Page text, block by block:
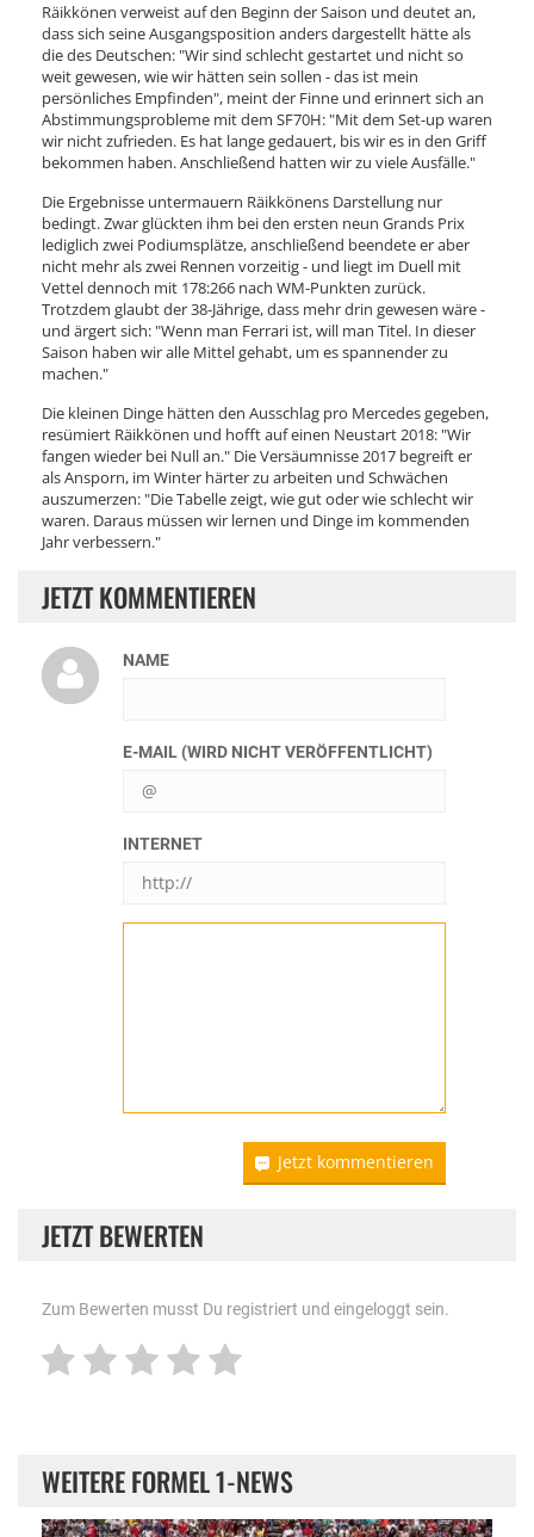
Räikkönen verweist auf den Beginn der Saison und deutet an,
dass sich seine Ausgangsposition anders dargestellt hätte als
die des Deutschen: "Wir sind schlecht gestartet und nicht so
weit gewesen, wie wir hätten sein sollen - das ist mein
persönliches Empfinden", meint der Finne und erinnert sich an
Abstimmungsprobleme mit dem SF70H: "Mit dem Set-up waren
wir nicht zufrieden. Es hat lange gedauert, bis wir es in den Griff
bekommen haben. Anschließend hatten wir zu viele Ausfälle."
Die Ergebnisse untermauern Räikkönens Darstellung nur
bedingt. Zwar glückten ihm bei den ersten neun Grands Prix
lediglich zwei Podiumsplätze, anschließend beendete er aber
nicht mehr als zwei Rennen vorzeitig - und liegt im Duell mit
Vettel dennoch mit 178:266 nach WM-Punkten zurück.
Trotzdem glaubt der 38-Jährige, dass mehr drin gewesen wäre -
und ärgert sich: "Wenn man Ferrari ist, will man Titel. In dieser
Saison haben wir alle Mittel gehabt, um es spannender zu
machen."
Die kleinen Dinge hätten den Ausschlag pro Mercedes gegeben,
resümiert Räikkönen und hofft auf einen Neustart 2018: "Wir
fangen wieder bei Null an." Die Versäumnisse 2017 begreift er
als Ansporn, im Winter härter zu arbeiten und Schwächen
auszumerzen: "Die Tabelle zeigt, wie gut oder wie schlecht wir
waren. Daraus müssen wir lernen und Dinge im kommenden
Jahr verbessern."
JETZT KOMMENTIEREN
NAME
E-MAIL (WIRD NICHT VERÖFFENTLICHT)
INTERNET
Jetzt kommentieren
JETZT BEWERTEN
Zum Bewerten musst Du registriert und eingeloggt sein.
WEITERE FORMEL 1-NEWS